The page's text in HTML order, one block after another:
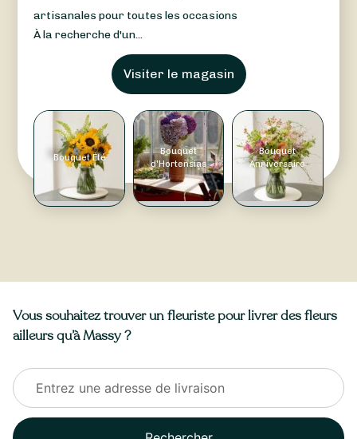
artisanales pour toutes les occasions
À la recherche d'un...
Visiter le magasin
Bouquet Été
Bouquet
d'Hortensias
Bouquet
Anniversaire
Vous souhaitez trouver un fleuriste pour livrer des fleurs
ailleurs qu’à Massy ?